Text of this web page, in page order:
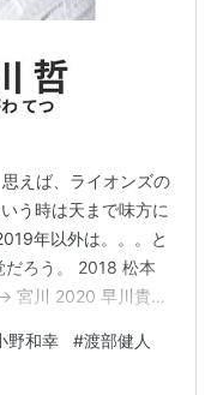
えば、ライオンズの
う時は天まで味方に
年以外は。。。と
だろう。 2018 松本
宮川 2020 早川貴久
、ハズレ１位指名
野和幸 #渡部健人